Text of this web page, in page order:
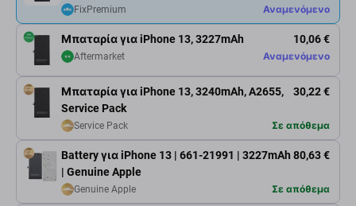
Μπαταρία για iPhone 13, 3227mAh 10,06 €
Aftermarket Αναμενόμενο
Μπαταρία για iPhone 13, 3240mAh, A2655,
Service Pack
30,22 €
Service Pack Σε απόθεμα
FixPremium Αναμενόμενο
Battery για iPhone 13 | 661-21991 | 3227mAh
| Genuine Apple
80,63 €
Genuine Apple Σε απόθεμα